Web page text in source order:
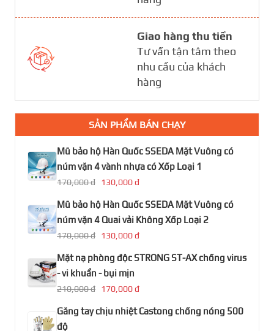
Giao hàng thu tiền
Tư vấn tận tâm theo
nhu cầu của khách
hàng
SẢN PHẨM BÁN CHẠY
Mũ bảo hộ Hàn Quốc SSEDA Mặt Vuông có
núm vặn 4 vành nhựa có Xốp Loại 1
170,000 đ 130,000 đ
Mũ bảo hộ Hàn Quốc SSEDA Mặt Vuông có
núm vặn 4 Quai vải Không Xốp Loại 2
170,000 đ 130,000 đ
Mặt nạ phòng độc STRONG ST-AX chống virus
- vi khuẩn - bụi mịn
210,000 đ 170,000 đ
Găng tay chịu nhiệt Castong chống nóng 500
độ